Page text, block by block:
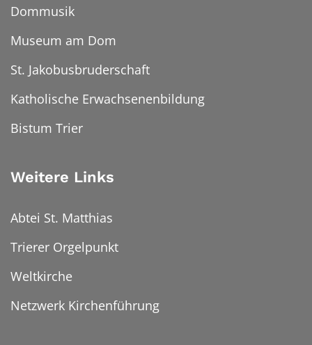
Dommusik
Museum am Dom
St. Jakobusbruderschaft
Katholische Erwachsenenbildung
Bistum Trier
Weitere Links
Abtei St. Matthias
Trierer Orgelpunkt
Weltkirche
Netzwerk Kirchenführung